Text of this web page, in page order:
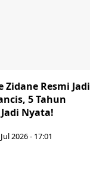
Resmi Jadi
5 Tahun
Nyata!
2026 - 17:01